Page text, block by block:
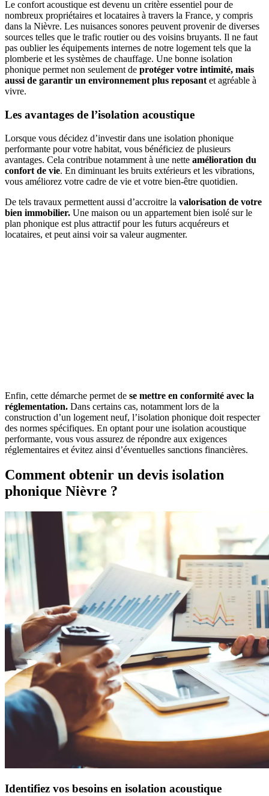
Le confort acoustique est devenu un critère essentiel pour de
nombreux propriétaires et locataires à travers la France, y compris
dans la Nièvre. Les nuisances sonores peuvent provenir de diverses
sources telles que le trafic routier ou des voisins bruyants. Il ne faut
pas oublier les équipements internes de notre logement tels que la
plomberie et les systèmes de chauffage. Une bonne isolation
phonique permet non seulement de protéger votre intimité, mais
aussi de garantir un environnement plus reposant et agréable à
vivre.
Les avantages de l’isolation acoustique
Lorsque vous décidez d’investir dans une isolation phonique
performante pour votre habitat, vous bénéficiez de plusieurs
avantages. Cela contribue notamment à une nette amélioration du
confort de vie. En diminuant les bruits extérieurs et les vibrations,
vous améliorez votre cadre de vie et votre bien-être quotidien.
De tels travaux permettent aussi d’accroitre la valorisation de votre
bien immobilier. Une maison ou un appartement bien isolé sur le
plan phonique est plus attractif pour les futurs acquéreurs et
locataires, et peut ainsi voir sa valeur augmenter.
Enfin, cette démarche permet de se mettre en conformité avec la
réglementation. Dans certains cas, notamment lors de la
construction d’un logement neuf, l’isolation phonique doit respecter
des normes spécifiques. En optant pour une isolation acoustique
performante, vous vous assurez de répondre aux exigences
réglementaires et évitez ainsi d’éventuelles sanctions financières.
Comment obtenir un devis isolation
phonique Nièvre ?
Identifiez vos besoins en isolation acoustique